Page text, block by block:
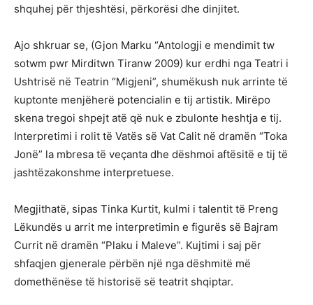
shquhej për thjeshtësi, përkorësi dhe dinjitet.
Ajo shkruar se, (Gjon Marku “Antologji e mendimit tw
sotwm pwr Mirditwn Tiranw 2009) kur erdhi nga Teatri i
Ushtrisë në Teatrin “Migjeni”, shumëkush nuk arrinte të
kuptonte menjëherë potencialin e tij artistik. Mirëpo
skena tregoi shpejt atë që nuk e zbulonte heshtja e tij.
Interpretimi i rolit të Vatës së Vat Calit në dramën “Toka
Jonë” la mbresa të veçanta dhe dëshmoi aftësitë e tij të
jashtëzakonshme interpretuese.
Megjithatë, sipas Tinka Kurtit, kulmi i talentit të Preng
Lëkundës u arrit me interpretimin e figurës së Bajram
Currit në dramën “Plaku i Maleve”. Kujtimi i saj për
shfaqjen gjenerale përbën një nga dëshmitë më
domethënëse të historisë së teatrit shqiptar.